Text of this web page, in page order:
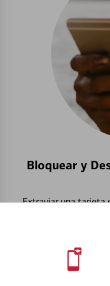
Bloquear y
Extraviar una tarjeta
embargo, puede
tarjeta de débito